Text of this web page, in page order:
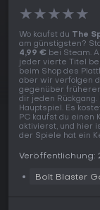
★★★★★
Wo kaufst du The
am günstigsten?
4,99 € bei Steam.
jeder vierte Titel
beim Shop des
aber wir verfolgen
gegenüber
dir jeden
Hauptspiel. Es
PC kaufst du einen
aktivierst, und hier
der Spiele hat ein
Veröffentlichung:
Bolt Blaster